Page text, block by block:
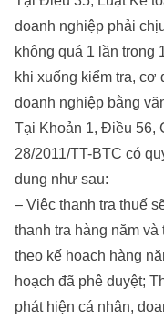
doanh nghiệp phải
không quá 1 lần trong
khi xuống kiểm tra, cơ
doanh nghiệp bằng
Tại Khoản 1, Điều 56,
28/2011/TT-BTC có
dung như sau:
– Việc thanh tra thuế
thanh tra hàng năm và
theo kế hoạch hàng
hoạch đã phê duyệt;
phát hiện cá nhân,